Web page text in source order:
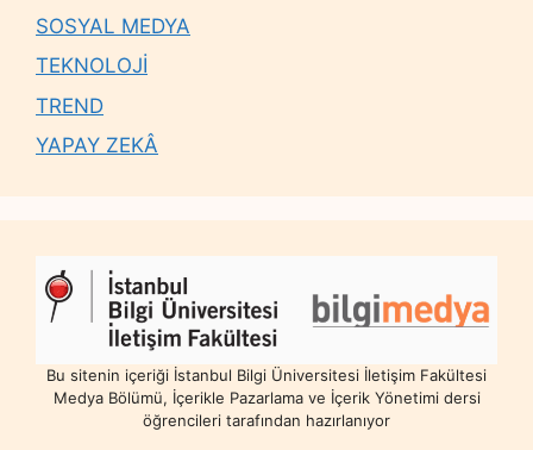
SOSYAL MEDYA
TEKNOLOJİ
TREND
YAPAY ZEKÂ
Bu sitenin içeriği İstanbul Bilgi Üniversitesi İletişim Fakültesi
Medya Bölümü, İçerikle Pazarlama ve İçerik Yönetimi dersi
öğrencileri tarafından hazırlanıyor